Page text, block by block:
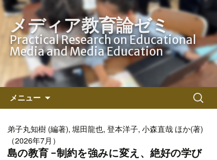
メディア教育論ゼミ
Practical Research on Educational
Media and Media Education
メニュー
ン
ツ
へ
検
索:
弟子丸知樹 (編著), 堀田龍也, 登本洋子, 小森直哉 ほか(著)
（2026年7月）
島の教育 -制約を強みに変え、絶好の学び